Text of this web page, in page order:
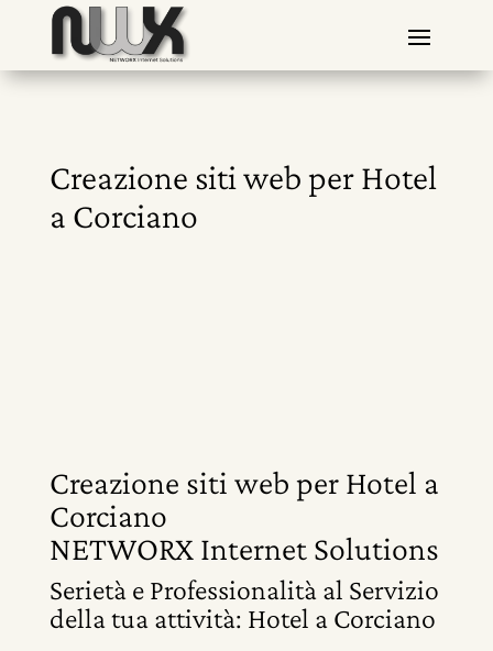
Creazione siti web per Hotel
a Corciano
Creazione siti web per Hotel a
Corciano
NETWORX Internet Solutions
Serietà e Professionalità al Servizio
della tua attività: Hotel a Corciano